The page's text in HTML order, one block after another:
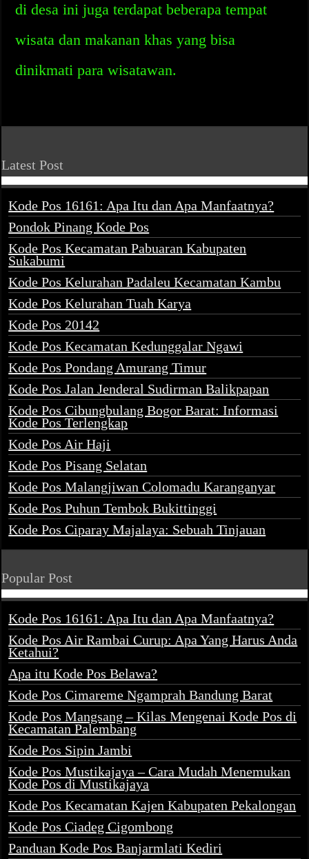
di desa ini juga terdapat beberapa tempat
wisata dan makanan khas yang bisa
dinikmati para wisatawan.
Latest Post
Kode Pos 16161: Apa Itu dan Apa Manfaatnya?
Pondok Pinang Kode Pos
Kode Pos Kecamatan Pabuaran Kabupaten
Sukabumi
Kode Pos Kelurahan Padaleu Kecamatan Kambu
Kode Pos Kelurahan Tuah Karya
Kode Pos 20142
Kode Pos Kecamatan Kedunggalar Ngawi
Kode Pos Pondang Amurang Timur
Kode Pos Jalan Jenderal Sudirman Balikpapan
Kode Pos Cibungbulang Bogor Barat: Informasi
Kode Pos Terlengkap
Kode Pos Air Haji
Kode Pos Pisang Selatan
Kode Pos Malangjiwan Colomadu Karanganyar
Kode Pos Puhun Tembok Bukittinggi
Kode Pos Ciparay Majalaya: Sebuah Tinjauan
Popular Post
Kode Pos 16161: Apa Itu dan Apa Manfaatnya?
Kode Pos Air Rambai Curup: Apa Yang Harus Anda
Ketahui?
Apa itu Kode Pos Belawa?
Kode Pos Cimareme Ngamprah Bandung Barat
Kode Pos Mangsang – Kilas Mengenai Kode Pos di
Kecamatan Palembang
Kode Pos Sipin Jambi
Kode Pos Mustikajaya – Cara Mudah Menemukan
Kode Pos di Mustikajaya
Kode Pos Kecamatan Kajen Kabupaten Pekalongan
Kode Pos Ciadeg Cigombong
Panduan Kode Pos Banjarmlati Kediri